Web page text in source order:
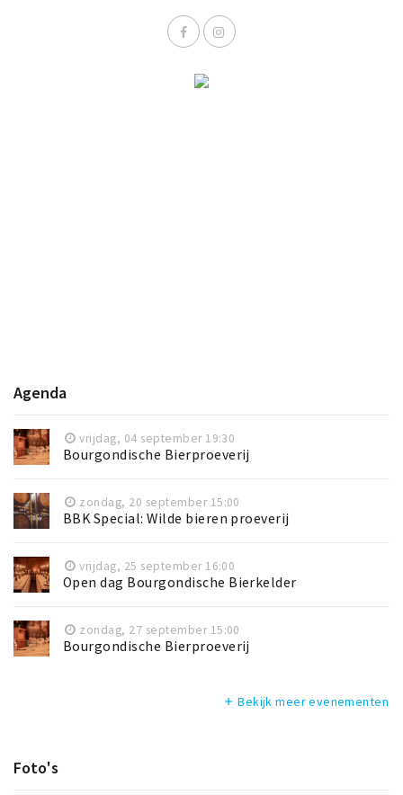
Agenda
vrijdag, 04 september 19:30
Bourgondische Bierproeverij
zondag, 20 september 15:00
BBK Special: Wilde bieren proeverij
vrijdag, 25 september 16:00
Open dag Bourgondische Bierkelder
zondag, 27 september 15:00
Bourgondische Bierproeverij
add Bekijk meer evenementen
Foto's